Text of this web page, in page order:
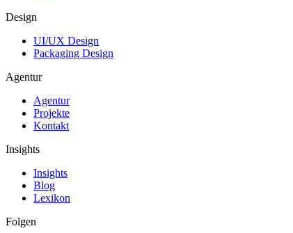
Design
UI/UX Design
Packaging Design
Agentur
Agentur
Projekte
Kontakt
Insights
Insights
Blog
Lexikon
Folgen